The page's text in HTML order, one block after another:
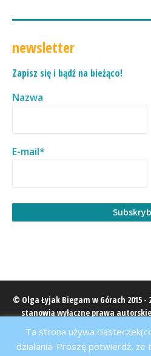
newsletter
Zapisz się i bądź na bieżąco!
Nazwa
E-mail*
© Olga Łyjak Biegam w Górach 2015 -
stanowią wyłączne prawa
Ta strona używa
działania. Proszę potwierdź,